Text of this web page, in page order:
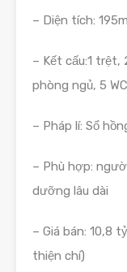
– Diện tích:
– Kết cấu:1 trệt,
phòng ngủ, 5 WC
– Pháp lí: Sổ
– Phù hợp:
dưỡng lâu dài
– Giá bán: 10,8
thiện chí)